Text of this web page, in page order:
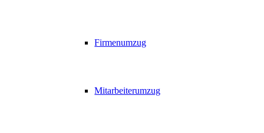
Firmenumzug
Mitarbeiterumzug